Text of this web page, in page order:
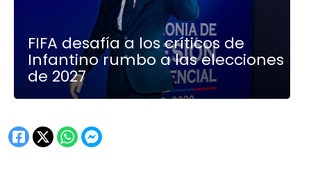
FIFA desafía a los críticos de
Infantino rumbo a las elecciones
de 2027